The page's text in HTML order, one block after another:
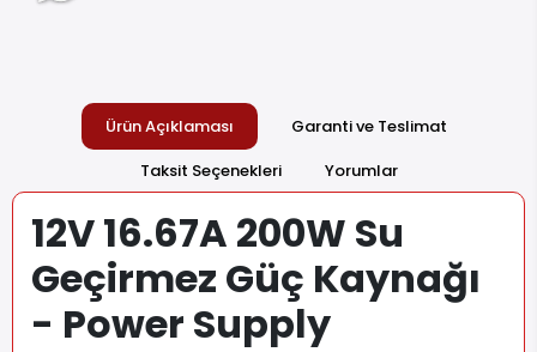
Ürün Açıklaması
Garanti ve Teslimat
Taksit Seçenekleri
Yorumlar
12V 16.67A 200W Su
Geçirmez Güç Kaynağı
- Power Supply